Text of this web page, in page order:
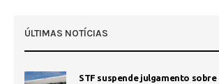
ÚLTIMAS NOTÍCIAS
STF suspende julgamento sobre